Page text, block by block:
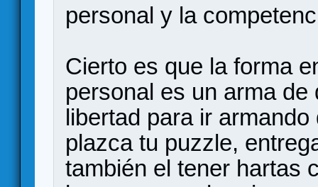
personal y la
Cierto es que la forma
personal es un arma
libertad para ir
plazca tu puzzle,
también el tener hartas